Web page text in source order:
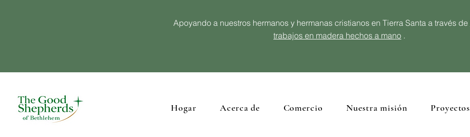
Apoyando a nuestros hermanos y hermanas cristianos en Tierra Santa a través de
trabajos en madera hechos a mano .
Hogar Acerca de Comercio Nuestra misión Proyectos